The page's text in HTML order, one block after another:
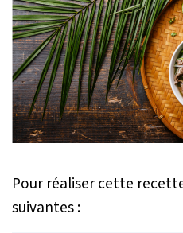
Pour réaliser cette
suivantes :